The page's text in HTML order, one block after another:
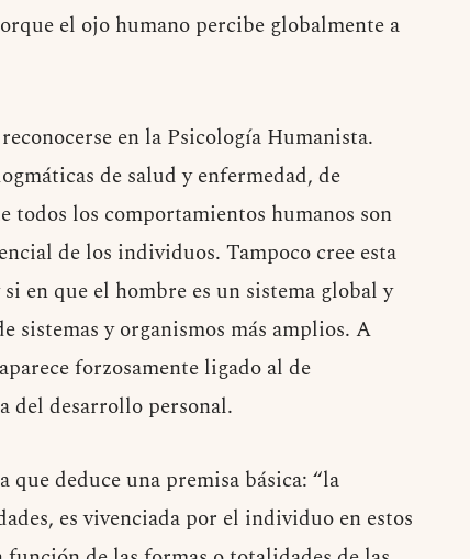
el ojo humano percibe globalmente a
en la Psicología Humanista.
de salud y enfermedad, de
todos los comportamientos humanos son
de los individuos. Tampoco cree esta
en que el hombre es un sistema global y
sistemas y organismos más amplios. A
forzosamente ligado al de
del desarrollo personal.
deduce una premisa básica: “la
es vivenciada por el individuo en estos